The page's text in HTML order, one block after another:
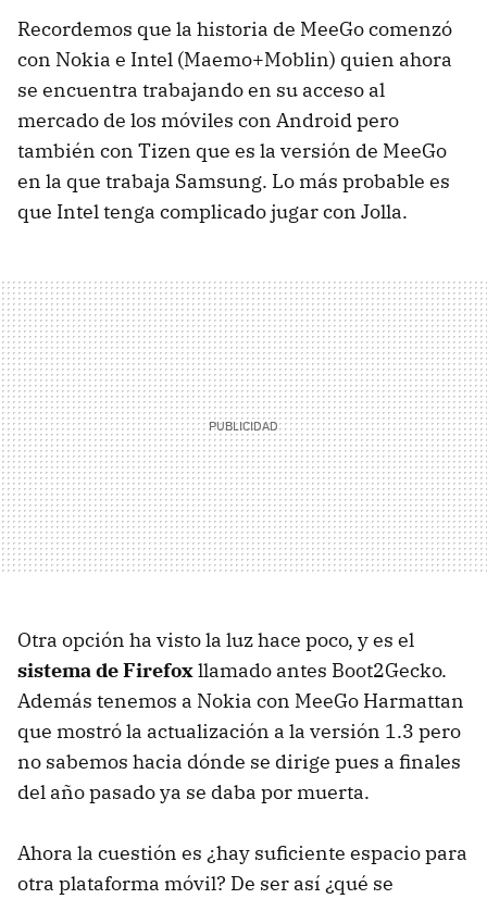
Recordemos que la historia de MeeGo comenzó
con Nokia e Intel (Maemo+Moblin) quien ahora
se encuentra trabajando en su acceso al
mercado de los móviles con Android pero
también con Tizen que es la versión de MeeGo
en la que trabaja Samsung. Lo más probable es
que Intel tenga complicado jugar con Jolla.
Otra opción ha visto la luz hace poco, y es el
sistema de Firefoxllamado antes Boot2Gecko.
Además tenemos a Nokia con MeeGo Harmattan
que mostró la actualización a la versión 1.3 pero
no sabemos hacia dónde se dirige pues a finales
del año pasado ya se daba por muerta.
Ahora la cuestión es ¿hay suficiente espacio para
otra plataforma móvil? De ser así ¿qué se